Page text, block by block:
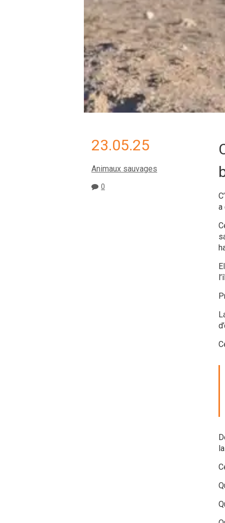
23.05.25
Animaux sauvages
0
a